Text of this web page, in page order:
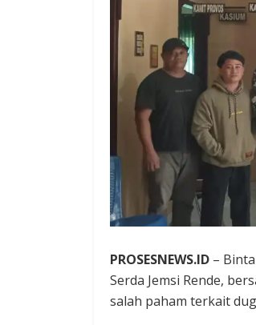
PROSESNEWS.ID –
Serda Jemsi Rende,
salah paham terkait